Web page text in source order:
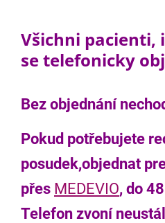
Všichni pacienti,
se telefonicky
Bez objednání
Pokud potřebujete
posudek,objednat
přes MEDEVIO, do
Telefon zvoní